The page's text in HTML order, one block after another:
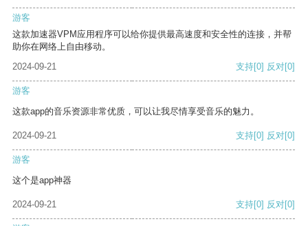
游客
这款加速器VPM应用程序可以给你提供最高速度和安全性的连接，并帮
助你在网络上自由移动。
2024-09-21
支持[0] 反对[0]
游客
这款app的音乐资源非常优质，可以让我尽情享受音乐的魅力。
2024-09-21 支持[0] 反对[0]
游客
这个是app神器
2024-09-21 支持[0] 反对[0]